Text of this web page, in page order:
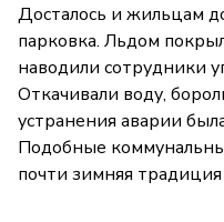
Досталось и жильцам
парковка. Льдом
наводили сотрудники
Откачивали воду,
устранения аварии
Подобные
почти зимняя